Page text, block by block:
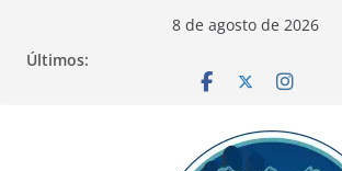
8 de agosto de 2026
Últimos: